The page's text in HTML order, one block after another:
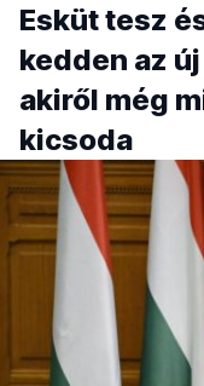
Esküt tesz
kedden az
akiről még
kicsoda